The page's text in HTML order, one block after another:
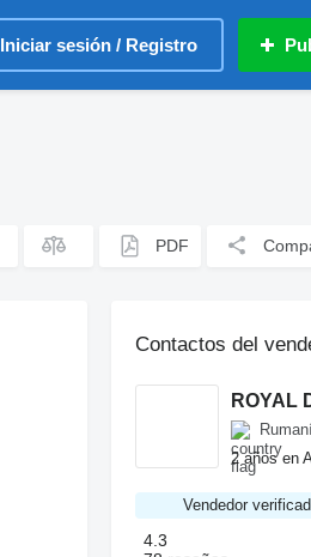
Iniciar sesión / Registro
PDF
Contactos del
2 años en
Vendedor
4.3